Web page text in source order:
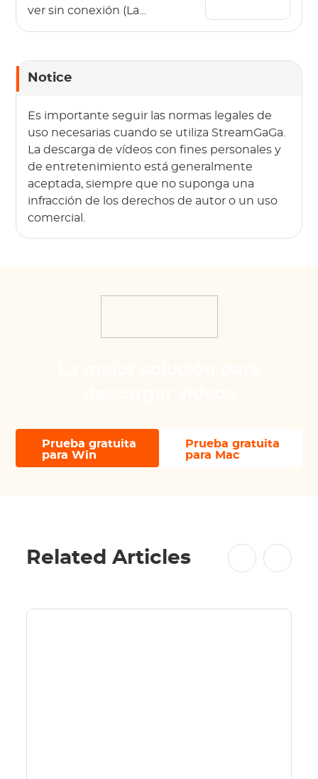
ver sin conexión (La
Notice
Es importante seguir las normas legales de
uso necesarias cuando se utiliza StreamGaGa.
La descarga de vídeos con fines personales y
de entretenimiento está generalmente
aceptada, siempre que no suponga una
infracción de los derechos de autor o un uso
comercial.
Prueba gratuita
para Win
Prueba gratuita
para Mac
Related Articles